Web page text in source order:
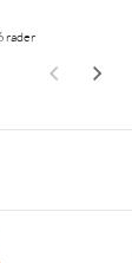
rader
axis displaying
axis